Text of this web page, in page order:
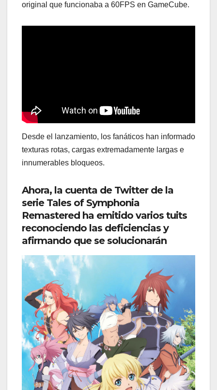
original que funcionaba a 60FPS en GameCube.
Desde el lanzamiento, los fanáticos han informado
texturas rotas, cargas extremadamente largas e
innumerables bloqueos.
Ahora, la cuenta de Twitter de la
serie Tales of Symphonia
Remastered ha emitido varios tuits
reconociendo las deficiencias y
afirmando que se solucionarán